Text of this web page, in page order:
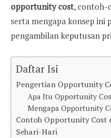
opportunity cost, contoh-
serta mengapa konsep ini
pengambilan keputusan
Daftar Isi
Pengertian Opportunity
Apa Itu Opportunity
Mengapa Opportunity
Contoh Opportunity Cost
Sehari-Hari